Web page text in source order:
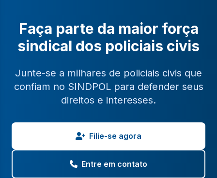
Faça parte da maior força
sindical dos policiais civis
Junte-se a milhares de policiais civis que
confiam no SINDPOL para defender seus
direitos e interesses.
Filie-se agora
Entre em contato